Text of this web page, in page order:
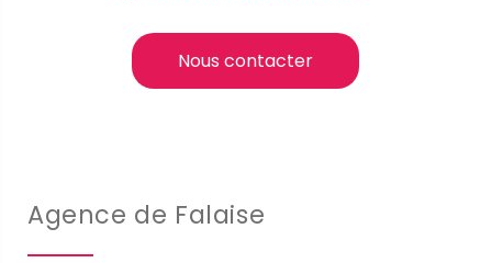
Nous contacter
Agence de Falaise